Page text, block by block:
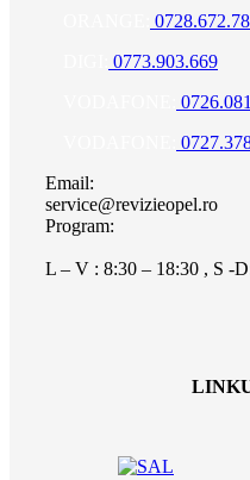
0773.903.669
Email:
service@revizieopel.ro
Program:
L – V : 8:30 – 18:30 , S -